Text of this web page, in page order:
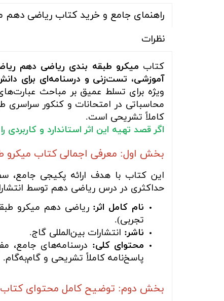
راهنمای جامع و خرید کتاب ریاضی دهم
نظرات
کتاب میکرو طبقه بندی ریاضی دهم
آموزشی، تست‌زنی و درسنامه‌ای برای
ویژه برای تسلط عمیق بر مباحث
محاسباتی در امتحانات و کنکور سراسری
کاملاً تشریحی است.
اگر قصد تهیه این اثر استاندارد و
بخش اول: معرفی اجمالی کتاب
این کتاب با هدف ارائه پکیجی جامع،
حداکثری در درس ریاضی دهم توسط
نام کامل اثر: ریاضی دهم میکرو
تجربی).
ناشر: انتشارات بین‌المللی گاج.
محتوای کلی: درسنامه‌های جامع،
پاسخ‌نامه کاملاً تشریحی و گام‌به‌گام.
بخش دوم: توضیح کامل محتوای کتاب